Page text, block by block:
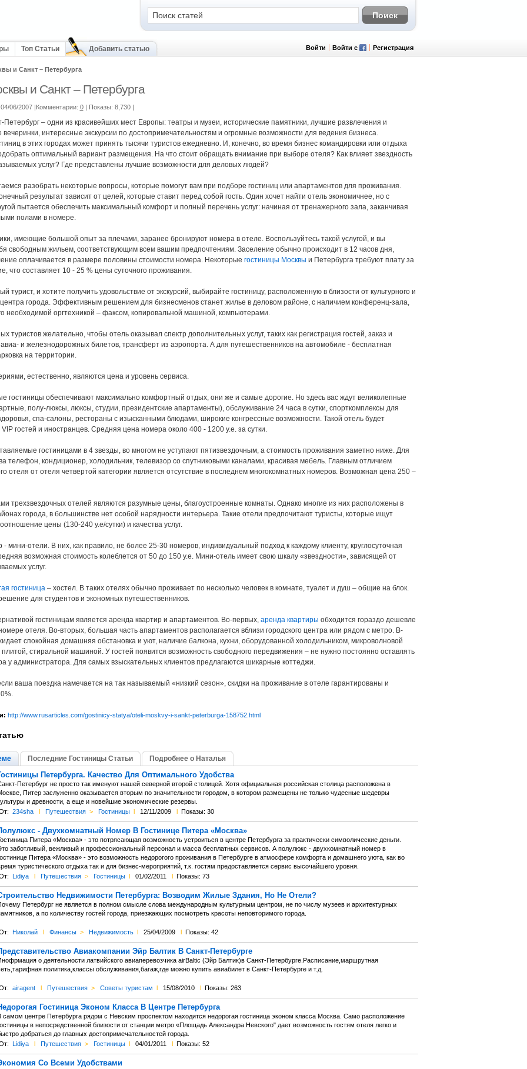
Топ Статьи Добавить статью Войти Войти с Регистрация
и Санкт – Петербурга
и Санкт – Петербурга
06/2007 |Комментарии: 0 | Показы: 8,730 |
Петербург – одни из красивейших мест Европы: театры и музеи, исторические памятники, лучшие развлечения и
вечеринки, интересные экскурсии по достопримечательностям и огромные возможности для ведения бизнеса.
в этих городах может принять тысячи туристов ежедневно. И, конечно, во время бизнес командировки или отдыха
оптимальный вариант размещения. На что стоит обращать внимание при выборе отеля? Как влияет звездность
услуг? Где представлены лучшие возможности для деловых людей?
разобрать некоторые вопросы, которые помогут вам при подборе гостиниц или апартаментов для проживания.
результат зависит от целей, которые ставит перед собой гость. Один хочет найти отель экономичнее, но с
пытается обеспечить максимальный комфорт и полный перечень услуг: начиная от тренажерного зала, заканчивая
полами в номере.
имеющие большой опыт за плечами, заранее бронируют номера в отеле. Воспользуйтесь такой услугой, и вы
свободным жильем, соответствующим всем вашим предпочтениям. Заселение обычно происходит в 12 часов дня,
оплачивается в размере половины стоимости номера. Некоторые гостиницы Москвы и Петербурга требуют плату за
что составляет 10 - 25 % цены суточного проживания.
турист, и хотите получить удовольствие от экскурсий, выбирайте гостиницу, расположенную в близости от культурного и
центра города. Эффективным решением для бизнесменов станет жилье в деловом районе, с наличием конференц-зала,
необходимой оргтехникой – факсом, копировальной машиной, компьютерами.
туристов желательно, чтобы отель оказывал спектр дополнительных услуг, таких как регистрация гостей, заказ и
и железнодорожных билетов, трансферт из аэропорта. А для путешественников на автомобиле - бесплатная
на территории.
естественно, являются цена и уровень сервиса.
гостиницы обеспечивают максимально комфортный отдых, они же и самые дорогие. Но здесь вас ждут великолепные
полу-люксы, люксы, студии, президентские апартаменты), обслуживание 24 часа в сутки, спорткомплексы для
спа-салоны, рестораны с изысканными блюдами, широкие конгрессные возможности. Такой отель будет
гостей и иностранцев. Средняя цена номера около 400 - 1200 y.e. за сутки.
гостиницами в 4 звезды, во многом не уступают пятизвездочным, а стоимость проживания заметно ниже. Для
телефон, кондиционер, холодильник, телевизор со спутниковыми каналами, красивая мебель. Главным отличием
отеля от отеля четвертой категории является отсутствие в последнем многокомнатных номеров. Возможная цена 250 –
трехзвездочных отелей являются разумные цены, благоустроенные комнаты. Однако многие из них расположены в
города, в большинстве нет особой нарядности интерьера. Такие отели предпочитают туристы, которые ищут
цены (130-240 y.e/сутки) и качества услуг.
мини-отели. В них, как правило, не более 25-30 номеров, индивидуальный подход к каждому клиенту, круглосуточная
возможная стоимость колеблется от 50 до 150 y.e. Мини-отель имеет свою шкалу «звездности», зависящей от
услуг.
гостиница– хостел. В таких отелях обычно проживает по несколько человек в комнате, туалет и душ – общие на блок.
для студентов и экономных путешественников.
гостиницам является аренда квартир и апартаментов. Во-первых, аренда квартиры обходится гораздо дешевле
отеля. Во-вторых, большая часть апартаментов располагается вблизи городского центра или рядом с метро. В-
спокойная домашняя обстановка и уют, наличие балкона, кухни, оборудованной холодильником, микроволновой
плитой, стиральной машиной. У гостей появится возможность свободного передвижения – не нужно постоянно оставлять
у администратора. Для самых взыскательных клиентов предлагаются шикарные коттеджи.
ваша поездка намечается на так называемый «низкий сезон», скидки на проживание в отеле гарантированы и
http://www.rusarticles.com/gostinicy-statya/oteli-moskvy-i-sankt-peterburga-158752.html
Последние Гостиницы Статьи Подробнее о Наталья
Петербурга. Качество Для Оптимального Удобства
Петербург не просто так именуют нашей северной второй столицей. Хотя официальная российская столица расположена в
Питер заслуженно оказывается вторым по значительности городом, в котором размещены не только чудесные шедевры
и древности, а еще и новейшие экономические резервы.
234sha l Путешествия > Гостиницы l 12/11/2009 l Показы: 30
- Двухкомнатный Номер В Гостинице Питера «Москва»
Питера «Москва» - это потрясающая возможность устроиться в центре Петербурга за практически символические деньги.
заботливый, вежливый и профессиональный персонал и масса бесплатных сервисов. А полулюкс - двухкомнатный номер в
Питера «Москва» - это возможность недорогого проживания в Петербурге в атмосфере комфорта и домашнего уюта, как во
туристического отдыха так и для бизнес-мероприятий, т.к. гостям предоставляется сервис высочайшего уровня.
Lidiya l Путешествия > Гостиницы l 01/02/2011 l Показы: 73
Недвижимости Петербурга: Возводим Жилые Здания, Но Не Отели?
Петербург не является в полном смысле слова международным культурным центром, не по числу музеев и архитектурных
а по количеству гостей города, приезжающих посмотреть красоты неповторимого города.
Николай l Финансы > Недвижимость l 25/04/2009 l Показы: 42
Авиакомпании Эйр Балтик В Санкт-Петербурге
о деятельности латвийского авиаперевозчика airBaltic (Эйр Балтик)в Санкт-Петербурге.Расписание,маршрутная
политика,классы обслуживания,багаж,где можно купить авиабилет в Санкт-Петербурге и т.д.
airagent l Путешествия > Советы туристам l 15/08/2010 l Показы: 263
Гостиница Эконом Класса В Центре Петербурга
самом центре Петербурга рядом с Невским проспектом находится недорогая гостиница эконом класса Москва. Само расположение
в непосредственной близости от станции метро «Площадь Александра Невского" дает возможность гостям отеля легко и
добраться до главных достопримечательностей города.
Lidiya l Путешествия > Гостиницы l 04/01/2011 l Показы: 52
Со Всеми Удобствами